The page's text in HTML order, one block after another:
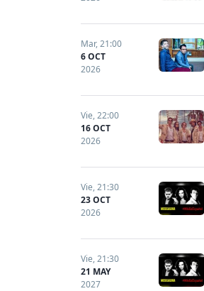
Mar,21:00
6 OCT
2026
Vie,22:00
16 OCT
2026
Vie,21:30
23 OCT
2026
Vie,21:30
21 MAY
2027